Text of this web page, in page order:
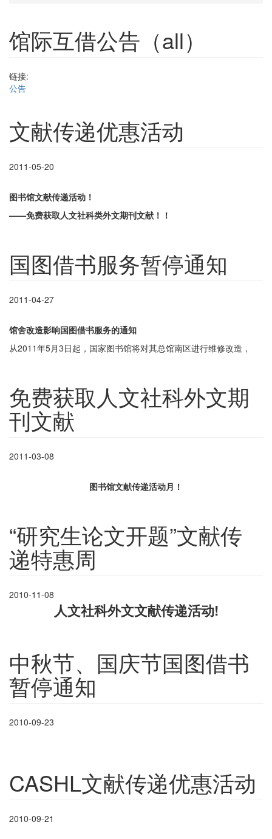
馆际互借公告（all）
链接:
公告
文献传递优惠活动
2011-05-20
图书馆文献传递活动！
——免费获取人文社科类外文期刊文献！！
国图借书服务暂停通知
2011-04-27
馆舍改造影响国图借书服务的通知
从2011年5月3日起，国家图书馆将对其总馆南区进行维修改造，
免费获取人文社科外文期
刊文献
2011-03-08
图书馆文献传递活动月！
“研究生论文开题”文献传
递特惠周
2010-11-08
人文社科外文文献传递活动!
中秋节、国庆节国图借书
暂停通知
2010-09-23
CASHL文献传递优惠活动
2010-09-21